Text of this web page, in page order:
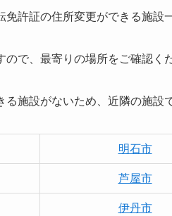
許証の住所変更ができる施設
で、最寄りの場所をご確認く
施設がないため、近隣の施設
明石市
芦屋市
伊丹市